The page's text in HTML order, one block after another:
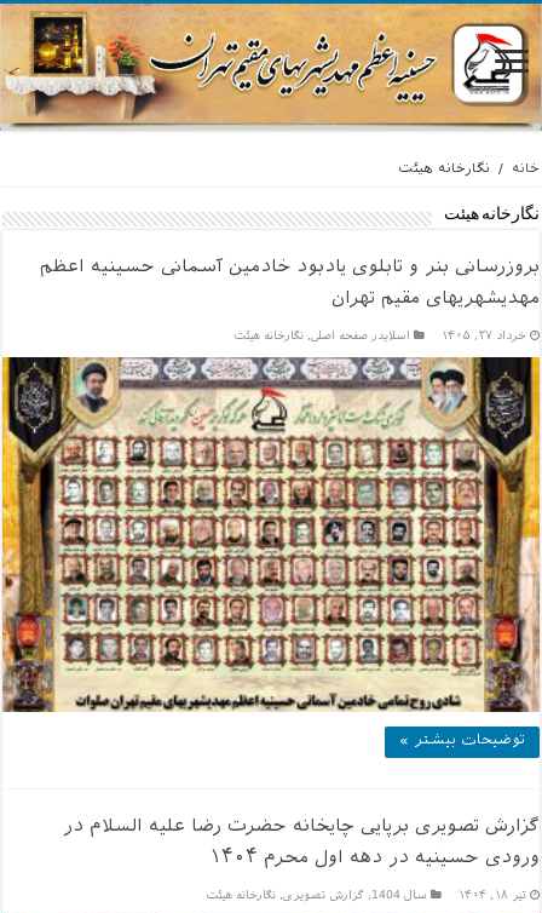
خانه / نگارخانه هیئت
نگارخانه هیئت
بروزرسانی بنر و تابلوی یادبود خادمین آسمانی حسینیه اعظم
مهدیشهریهای مقیم تهران
خرداد ۲۷, ۱۴۰۵ اسلایدر صفحه اصلی,نگارخانه هیئت
توضیحات بیشتر »
گزارش تصویری برپایی چایخانه حضرت رضا علیه السلام در
ورودی حسینیه در دهه اول محرم ۱۴۰۴
تیر ۱۸, ۱۴۰۴ سال 1404 , گزارش تصویری,نگارخانه هیئت